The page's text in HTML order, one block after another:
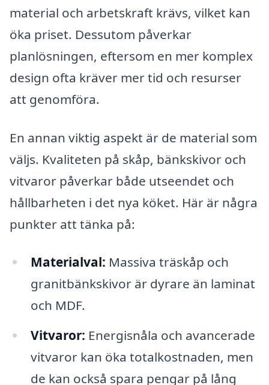
material och arbetskraft krävs, vilket kan
öka priset. Dessutom påverkar
planlösningen, eftersom en mer komplex
design ofta kräver mer tid och resurser
att genomföra.
En annan viktig aspekt är de material som
väljs. Kvaliteten på skåp, bänkskivor och
vitvaror påverkar både utseendet och
hållbarheten i det nya köket. Här är några
punkter att tänka på:
Materialval: Massiva träskåp och
granitbänkskivor är dyrare än laminat
och MDF.
Vitvaror: Energisnåla och avancerade
vitvaror kan öka totalkostnaden, men
de kan också spara pengar på lång